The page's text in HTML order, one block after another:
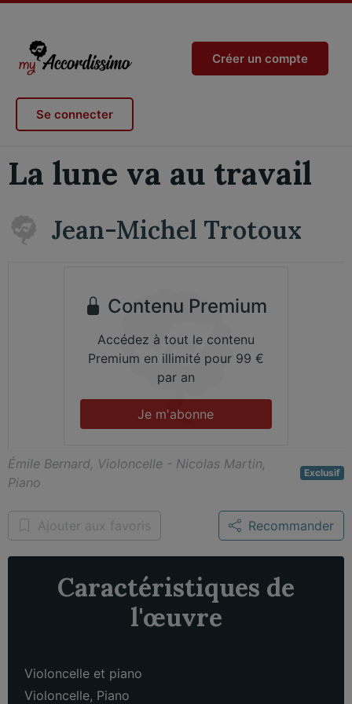
Créer un compte
Se connecter
La lune va au travail
Jean-Michel Trotoux
Contenu Premium
Accédez à tout le contenu
Premium en illimité pour 99 €
par an
Je m'abonne
Émile Bernard, Violoncelle - Nicolas Martin,
Piano
Exclusif
Ajouter aux favoris Recommander
Caractéristiques de
l'œuvre
Violoncelle et piano
Violoncelle, Piano